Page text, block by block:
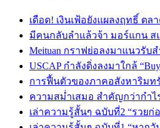
เดือด! เงินเฟ้อยังแผลงฤทธิ์ ต
มีคนกลับลำแล้วจ้า มอร์แกน ส
Meituan กราฟย่อลงมาแนวรับ
USCAP กำลังดิ่งลงมาใกล้
การฟื้นตัวของภาคอสังหาริมท
ความสม่ำเสมอ สำคัญกว่ากำ
เล่าความรู้สั้นๆ ฉบับที่2 “รวยก่